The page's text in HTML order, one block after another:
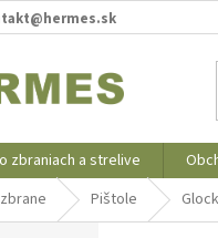
zbraniach a strelive
Pištole Glock